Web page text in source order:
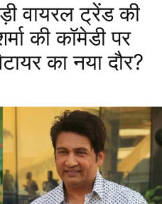
वायरल ट्रेंड की
की कॉमेडी पर
का नया दौर?